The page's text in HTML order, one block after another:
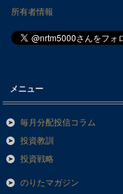
所有者情報
メニュー
毎月分配投信コラム
投資教訓
投資戦略
のりたマガジン